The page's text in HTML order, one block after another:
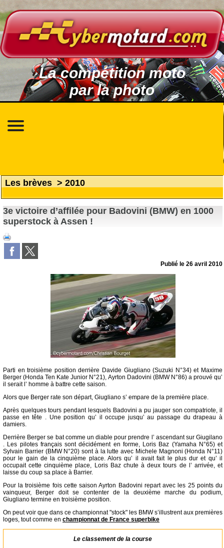
La compétition moto
par la photo
Les brèves > 2010
3e victoire d’affilée pour Badovini (BMW) en 1000
superstock à Assen !
Publié le26 avril 2010
Parti en troisième position derrière Davide Giugliano (Suzuki N°34) et Maxime
Berger (Honda Ten Kate Junior N°21), Ayrton Dadovini (BMW N°86) a prouvé qu’
il serait l’ homme à battre cette saison.
Alors que Berger rate son départ, Giugliano s’ empare de la première place.
Après quelques tours pendant lesquels Badovini a pu jauger son compatriote, il
passe en tête . Une position qu’ il occupe jusqu’ au passage du drapeau à
damiers.
Derrière Berger se bat comme un diable pour prendre l’ ascendant sur Giugilano
. Les pilotes français sont décidément en forme, Loris Baz (Yamaha N°65) et
Sylvain Barrier (BMW N°20) sont à la lutte avec Michele Magnoni (Honda N°11)
pour le gain de la cinquième place. Alors qu’ il avait fait le plus dur et qu’ il
occupait cette cinquième place, Loris Baz chute à deux tours de l’ arrivée, et
laisse du coup sa place à Barrier.
Pour la troisième fois cette saison Ayrton Badovini repart avec les 25 points du
vainqueur, Berger doit se contenter de la deuxième marche du podium,
Giugliano termine en troisième position.
On peut voir que dans ce championnat "stock" les BMW s’illustrent aux premières
loges, tout comme en championnat de France superbike
Le classement de la course